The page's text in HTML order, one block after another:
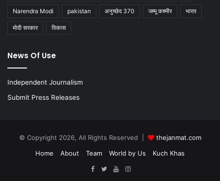
Narendra Modi pakistan अनुच्छेद 370 जम्मू कश्मीर भारत
मोदी सरकार विकास
News Of Use
Independent Journalism
Submit Press Releases
© Copyright 2026, All Rights Reserved |
thejanmat.com
Home
About Team World by Us Kuch Khas